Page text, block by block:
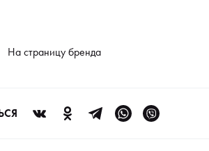
обеспечивает максимально плавный ход
отшлифованные плоскости
позволяют половинкам инструмента
чтобы их удобно было держать в кисти.
ручной заточке, поэтому обладает
На страницу бренда